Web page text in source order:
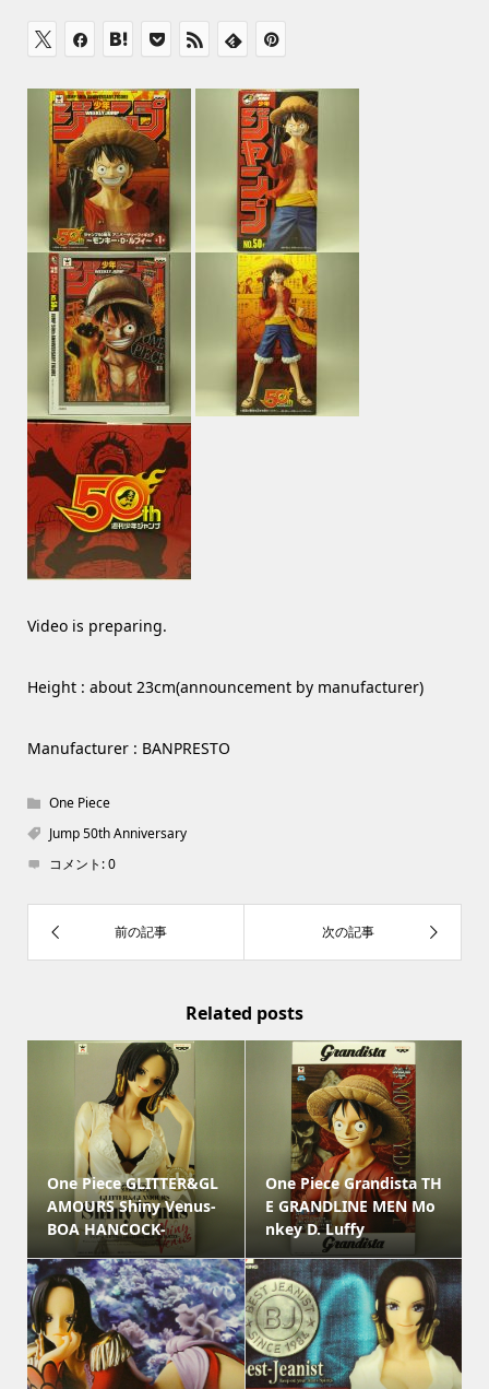
Video is preparing.
Height : about 23cm(announcement by manufacturer)
Manufacturer : BANPRESTO
One Piece
Jump 50th Anniversary
コメント:0
Related posts
One Piece GLITTER&GL
AMOURS Shiny Venus-
BOA HANCOCK-
One Piece Grandista TH
E GRANDLINE MEN Mo
nkey D. Luffy